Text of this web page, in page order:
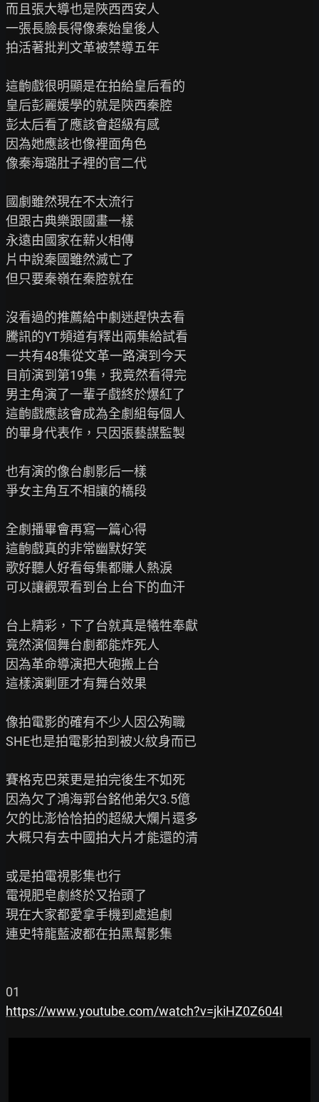
而且張大導也是陜西西安人
一張長臉長得像秦始皇後人
拍活著批判文革被禁導五年
這齣戲很明顯是在拍給皇后看的
皇后彭麗媛學的就是陝西秦腔
彭太后看了應該會超級有感
因為她應該也像裡面角色
像秦海璐肚子裡的官二代
國劇雖然現在不太流行
但跟古典樂跟國畫一樣
永遠由國家在薪火相傳
片中說秦國雖然滅亡了
但只要秦嶺在秦腔就在
沒看過的推薦給中劇迷趕快去看
騰訊的YT頻道有釋出兩集給試看
一共有48集從文革一路演到今天
目前演到第19集，我竟然看得完
男主角演了一輩子戲終於爆紅了
這齣戲應該會成為全劇組每個人
的畢身代表作，只因張藝謀監製
也有演的像台劇影后一樣
爭女主角互不相讓的橋段
全劇播畢會再寫一篇心得
這齣戲真的非常幽默好笑
歌好聽人好看每集都賺人熱淚
可以讓觀眾看到台上台下的血汗
台上精彩，下了台就真是犧牲奉獻
竟然演個舞台劇都能炸死人
因為革命導演把大砲搬上台
這樣演剿匪才有舞台效果
像拍電影的確有不少人因公殉職
SHE也是拍電影拍到被火紋身而已
賽格克巴萊更是拍完後生不如死
因為欠了鴻海郭台銘他弟欠3.5億
欠的比澎恰恰拍的超級大爛片還多
大概只有去中國拍大片才能還的清
或是拍電視影集也行
電視肥皂劇終於又抬頭了
現在大家都愛拿手機到處追劇
連史特龍藍波都在拍黑幫影集
https://www.youtube.com/watch?v=jkiHZ0Z604I